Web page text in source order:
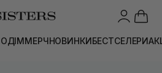
ДІММЕРЧНОВИНКИБЕСТСЕЛЕРИ